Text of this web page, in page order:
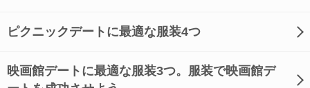
ピクニックデートに最適な服装4つ
映画館デートに最適な服装3つ。服装で映画館デ